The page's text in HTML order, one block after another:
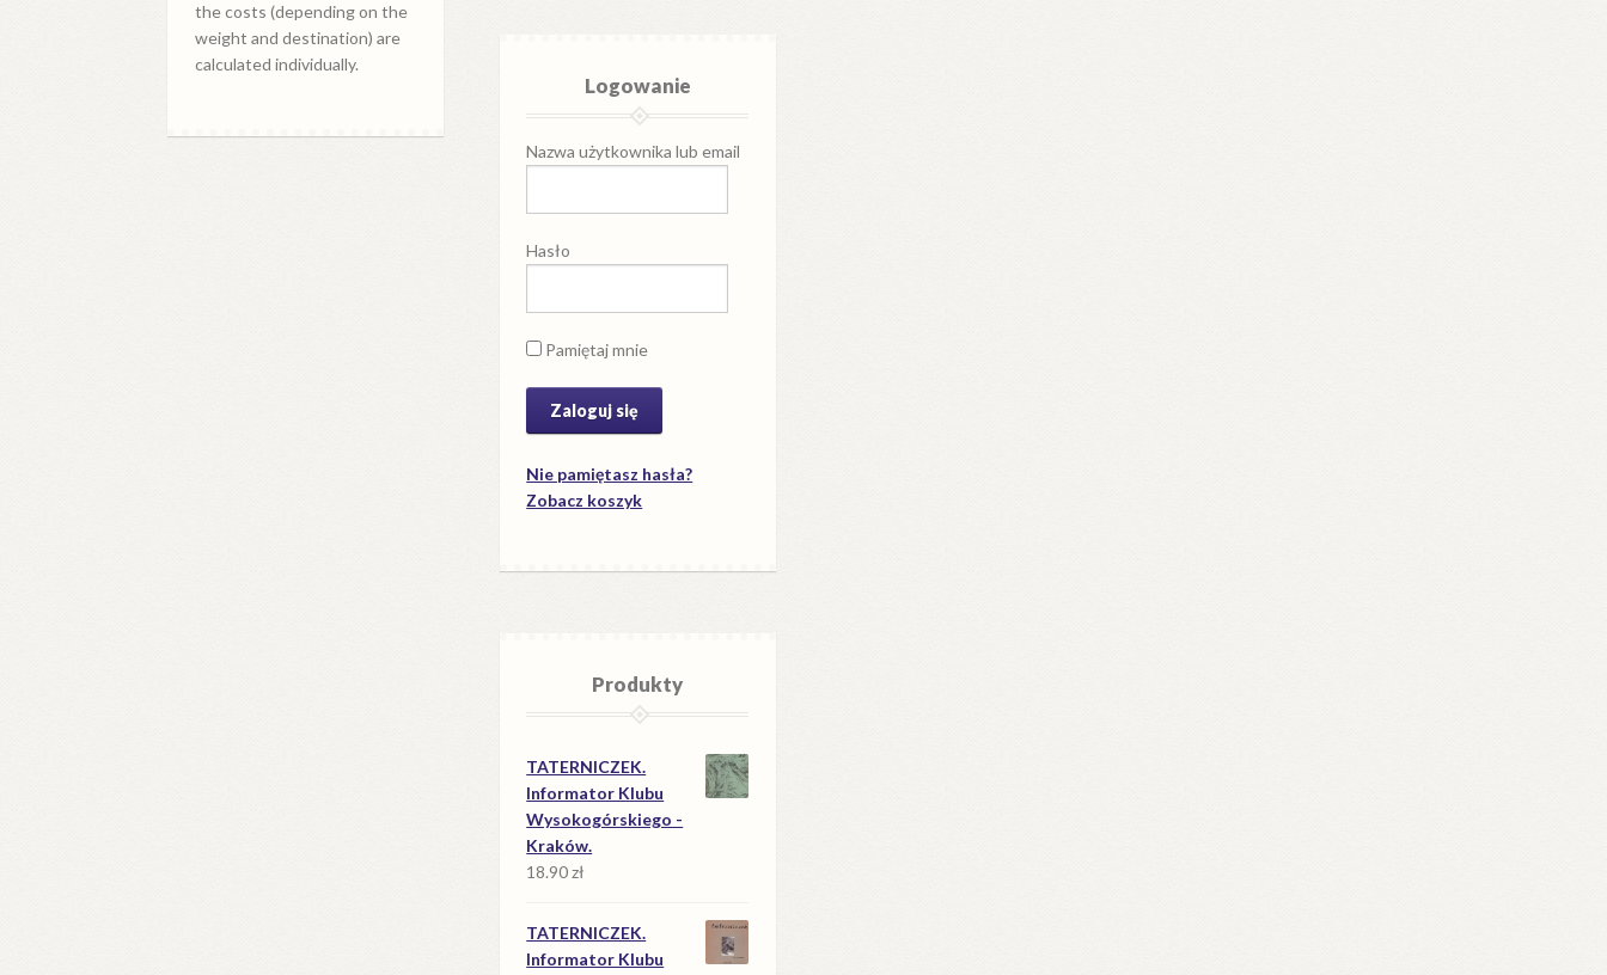
the costs (depending on the
weight and destination) are
calculated individually.
Logowanie
Nazwa użytkownika lub email
Hasło
Pamiętaj mnie
Nie pamiętasz hasła?
Zobacz koszyk
Produkty
TATERNICZEK.
Informator Klubu
Wysokogórskiego -
Kraków.
18.90zł
TATERNICZEK.
Informator Klubu